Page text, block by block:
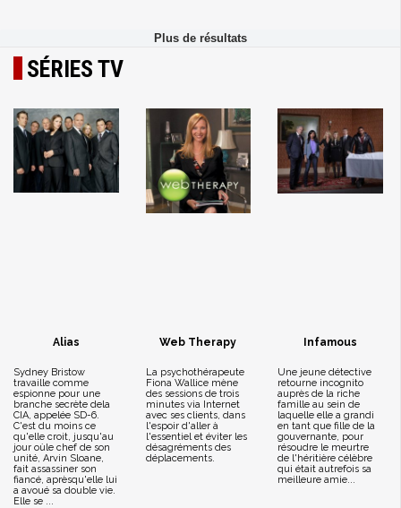
SÉRIES TV
Alias
Sydney Bristow
travaille comme
espionne pour une
branche secrète dela
CIA, appelée SD-6.
C'est du moins ce
qu'elle croit, jusqu'au
jour oùle chef de son
unité, Arvin Sloane,
fait assassiner son
fiancé, aprèsqu'elle lui
a avoué sa double vie.
Elle se ...
Web Therapy
La psychothérapeute
Fiona Wallice mène
des sessions de trois
minutes via Internet
avec ses clients, dans
l'espoir d'aller à
l'essentiel et éviter les
désagréments des
déplacements.
Infamous
Une jeune détective
retourne incognito
auprès de la riche
famille au sein de
laquelle elle a grandi
en tant que fille de la
gouvernante, pour
résoudre le meurtre
de l'héritière célèbre
qui était autrefois sa
meilleure amie...